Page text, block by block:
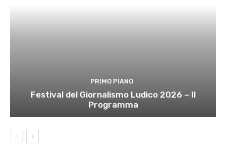
PRIMO PIANO
Festival del Giornalismo Ludico 2026 – Il
Programma